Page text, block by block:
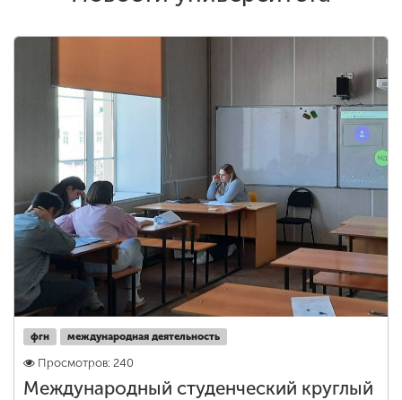
Об университете
Абитуриенту
Обучение
Наука
Международная
деятельность
Другие виды
деятельности
фгн международная деятельность
Просмотров: 240
Международный студенческий круглый